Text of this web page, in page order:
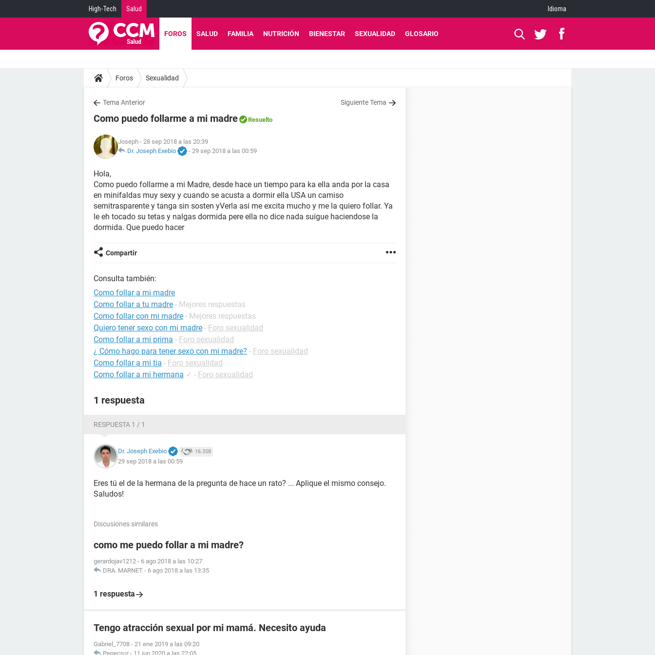
High-Tech Salud Idioma
FOROS SALUD FAMILIA NUTRICIÓN BIENESTAR SEXUALIDAD GLOSARIO
Foros Sexualidad
Tema Anterior Siguiente Tema
Como puedo follarme a mi madre Resuelto
Joseph - 28 sep 2018 a las 20:39
Dr. Joseph Exebio
- 29 sep 2018 a las 00:59
Hola,
Como puedo follarme a mi Madre, desde hace un tiempo para ka ella anda por la casa
en minifaldas muy sexy y cuando se acusta a dormir ella USA un camiso
semitrasparente y tanga sin sosten yVerla asi me excita mucho y me la quiero follar. Ya
le eh tocado su tetas y nalgas dormida pere ella no dice nada suigue haciendose la
dormida. Que puedo hacer
Compartir
Consulta también:
Como follar a mi madre
Como follar a tu madre - Mejores respuestas
Como follar con mi madre - Mejores respuestas
Quiero tener sexo con mi madre - Foro sexualidad
Como follar a mi prima - Foro sexualidad
¿ Cómo hago para tener sexo con mi madre? - Foro sexualidad
Como follar a mi tia - Foro sexualidad
Como follar a mi hermana ✓ - Foro sexualidad
1 respuesta
RESPUESTA 1 / 1
Dr. Joseph Exebio 16.358
29 sep 2018 a las 00:59
Eres tú el de la hermana de la pregunta de hace un rato? ... Aplique el mismo consejo.
Saludos!
Discusiones similares
como me puedo follar a mi madre?
gerardojav1212 - 6 ago 2018 a las 10:27
DRA. MARNET - 6 ago 2018 a las 13:35
1 respuesta
Tengo atracción sexual por mi mamá. Necesito ayuda
Gabriel_7708 - 21 ene 2019 a las 09:20
Pepecruz - 11 jun 2020 a las 22:05